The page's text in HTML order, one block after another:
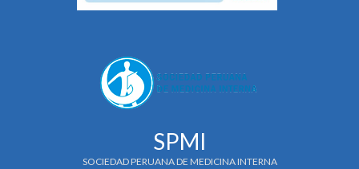
SPMI
SOCIEDAD PERUANA DE MEDICINA INTERNA